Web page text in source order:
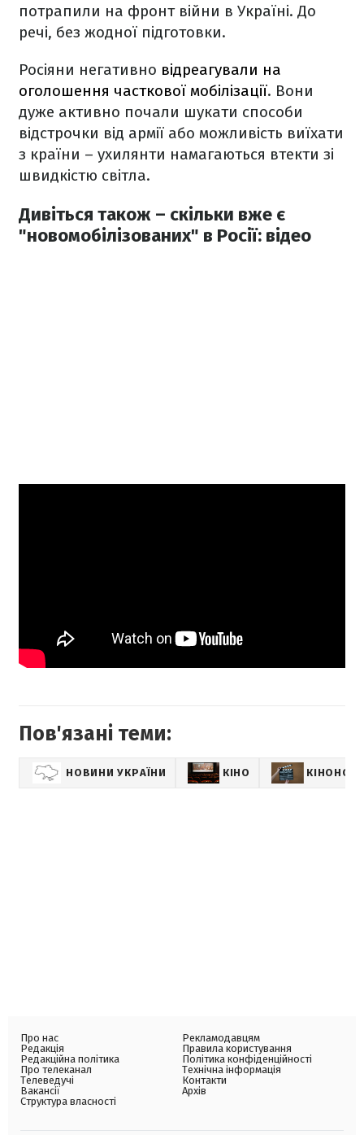
потрапили на фронт війни в Україні. До
речі, без жодної підготовки.
Росіяни негативно відреагували на
оголошення часткової мобілізації. Вони
дуже активно почали шукати способи
відстрочки від армії або можливість виїхати
з країни – ухилянти намагаються втекти зі
швидкістю світла.
Дивіться також – скільки вже є
"новомобілізованих" в Росії: відео
Пов'язані теми:
НОВИНИ УКРАЇНИ КІНО
Про нас
Редакція
Редакційна політика
Про телеканал
Телеведучі
Вакансії
Структура власності
Рекламодавцям
Правила користування
Політика конфіденційності
Технічна інформація
Контакти
Архів